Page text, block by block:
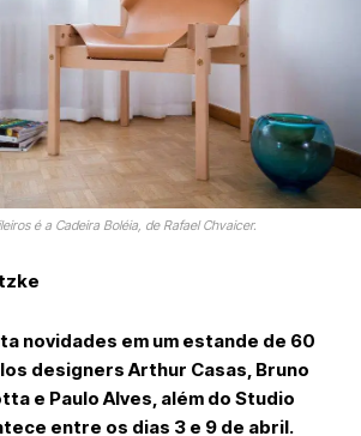
é a Cadeira Boléia, de Rafael Chvaicer.
novidades em um estande de 60
designers Arthur Casas, Bruno
e Paulo Alves, além do Studio
entre os dias 3 e 9 de abril.